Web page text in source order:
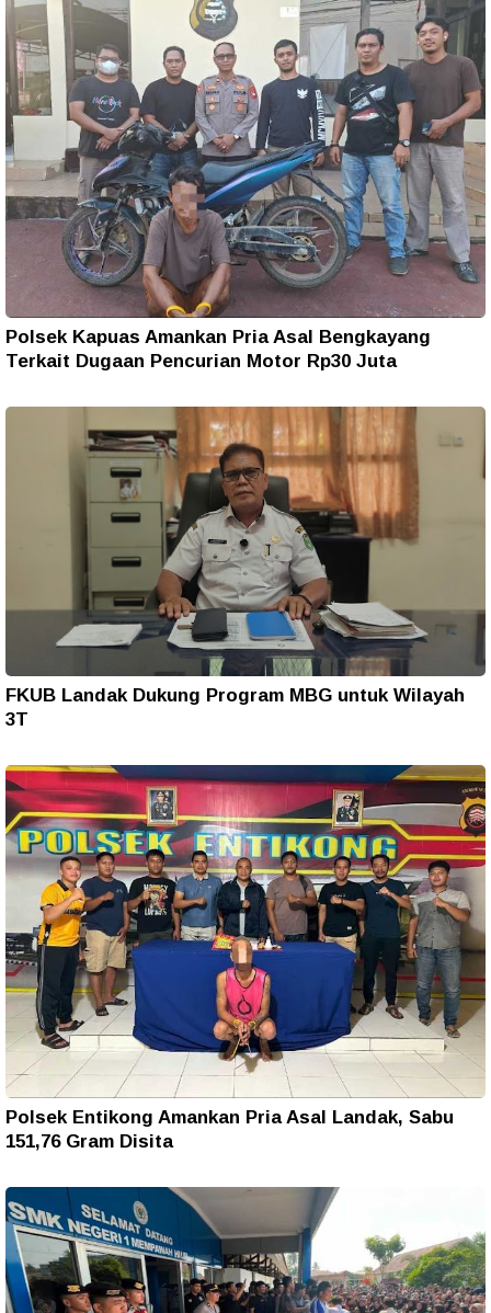
Polsek Kapuas Amankan Pria Asal Bengkayang
Terkait Dugaan Pencurian Motor Rp30 Juta
FKUB Landak Dukung Program MBG untuk Wilayah
3T
Polsek Entikong Amankan Pria Asal Landak, Sabu
151,76 Gram Disita